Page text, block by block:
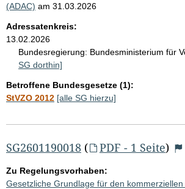
(ADAC) am 31.03.2026
Adressatenkreis:
13.02.2026
Bundesregierung: Bundesministerium für
SG dorthin]
Betroffene Bundesgesetze (1):
StVZO 2012 [alle SG hierzu]
SG2601190018 ( PDF - 1 Seite)
Zu Regelungsvorhaben:
Gesetzliche Grundlage für den kommerziellen